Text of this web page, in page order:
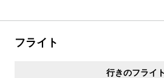
フライト
行きのフライト